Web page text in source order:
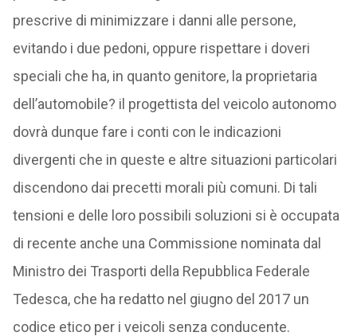
prescrive di minimizzare i danni alle persone,
evitando i due pedoni, oppure rispettare i doveri
speciali che ha, in quanto genitore, la proprietaria
dell’automobile? il progettista del veicolo autonomo
dovrà dunque fare i conti con le indicazioni
divergenti che in queste e altre situazioni particolari
discendono dai precetti morali più comuni. Di tali
tensioni e delle loro possibili soluzioni si è occupata
di recente anche una Commissione nominata dal
Ministro dei Trasporti della Repubblica Federale
Tedesca, che ha redatto nel giugno del 2017 un
codice etico per i veicoli senza conducente.